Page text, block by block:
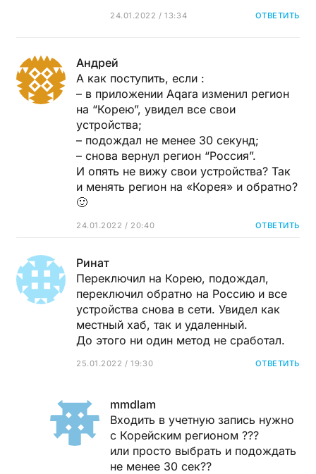
24.01.2022 / 13:34 ОТВЕТИТЬ
Андрей
А как поступить, если :
– в приложении Aqara изменил регион
на “Корею”, увидел все свои
устройства;
– подождал не менее 30 секунд;
– снова вернул регион “Россия”.
И опять не вижу свои устройства? Так
и менять регион на «Корея» и обратно?
🙂
24.01.2022 / 20:40 ОТВЕТИТЬ
Ринат
Переключил на Корею, подождал,
переключил обратно на Россию и все
устройства снова в сети. Увидел как
местный хаб, так и удаленный.
До этого ни один метод не сработал.
25.01.2022 / 19:30 ОТВЕТИТЬ
mmdlam
Входить в учетную запись нужно
с Корейским регионом ???
или просто выбрать и подождать
не менее 30 сек??